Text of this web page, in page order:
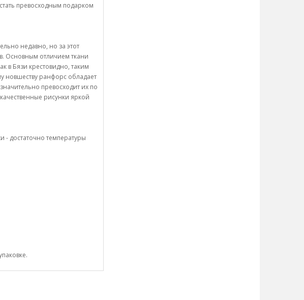
превосходным подарком
недавно, но за этот
Основным отличием ткани
в Бязи крестовидно, таким
новшеству ранфорс обладает
превосходит их по
рисунки яркой
- достаточно температуры